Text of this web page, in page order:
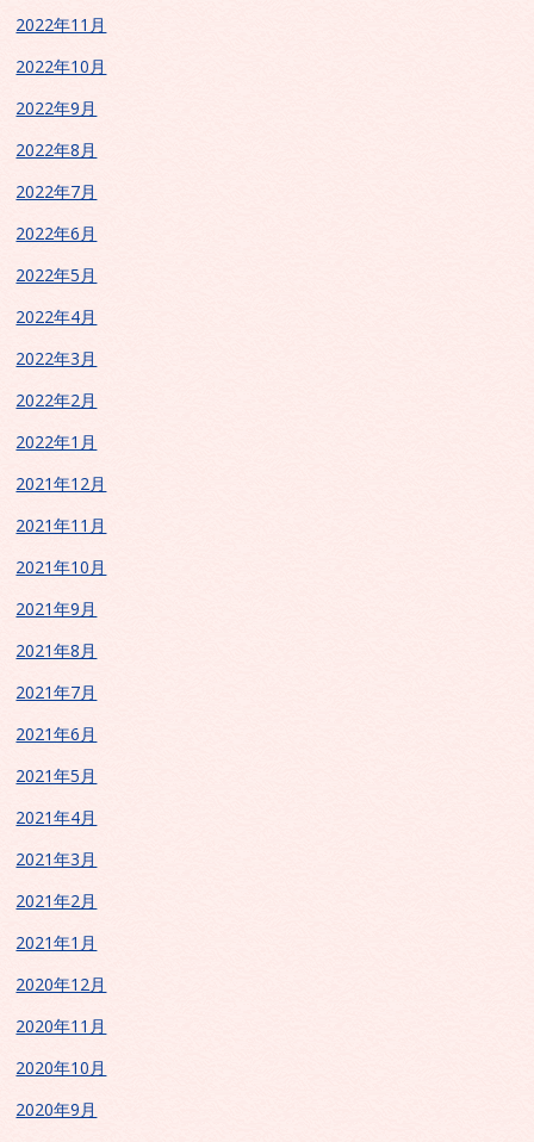
2022年11月
2022年10月
2022年9月
2022年8月
2022年7月
2022年6月
2022年5月
2022年4月
2022年3月
2022年2月
2022年1月
2021年12月
2021年11月
2021年10月
2021年9月
2021年8月
2021年7月
2021年6月
2021年5月
2021年4月
2021年3月
2021年2月
2021年1月
2020年12月
2020年11月
2020年10月
2020年9月